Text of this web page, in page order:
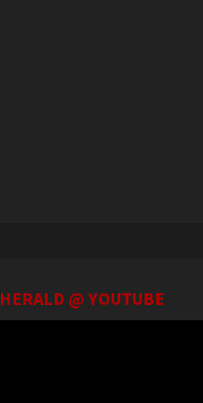
HERALD @ YOUTUBE